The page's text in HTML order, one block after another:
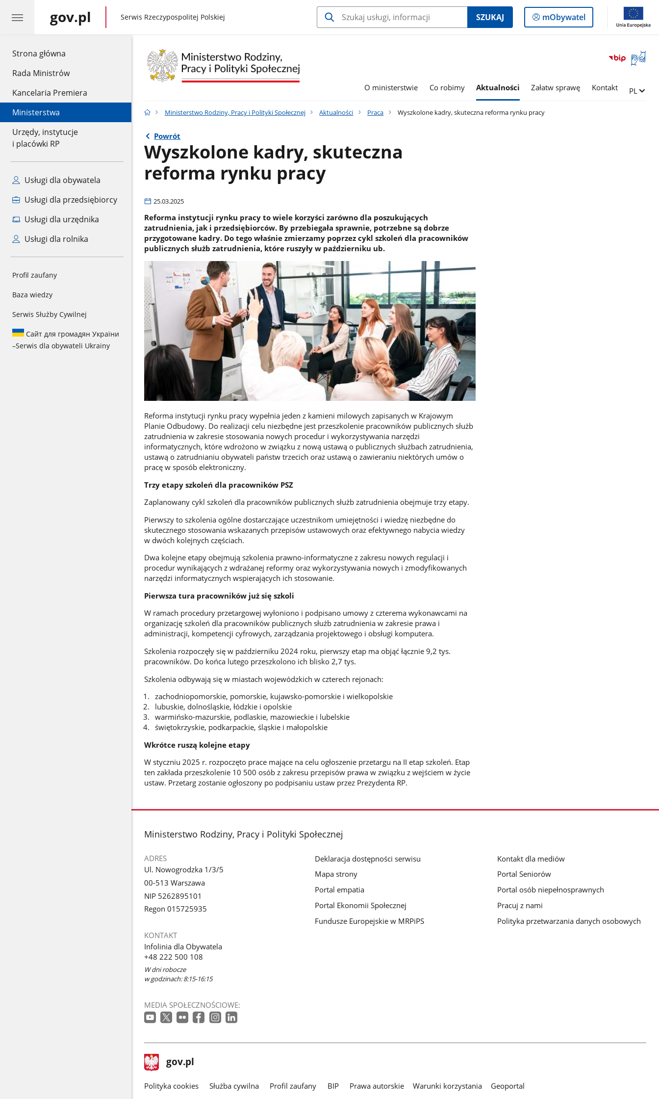
Strona główna
Rada Ministrów
Kancelaria Premiera
Ministerstwa
Urzędy, instytucje
i placówki RP
Usługi dla obywatela
Usługi dla przedsiębiorcy
Usługi dla urzędnika
Usługi dla rolnika
Profil zaufany
Baza wiedzy
Serwis Służby Cywilnej
Сайт для громадян України
–Serwis dla obywateli Ukrainy
gov.pl gov.pl
Serwis Rzeczypospolitej Polskiej SZUKAJ
Logowanie
do
mObywatel
Otwórz
okno
języka
O ministerstwie Co robimy Aktualności Załatw sprawę Kontakt Zmień
PL
Ministerstwo Rodziny, Pracy i Polityki Społecznej Aktualności Praca Wyszkolone kadry, skuteczna reforma rynku pracy
Powrót
Wyszkolone kadry, skuteczna
reforma rynku pracy
25.03.2025
Reforma instytucji rynku pracy to wiele korzyści zarówno dla poszukujących
zatrudnienia, jak i przedsiębiorców. By przebiegała sprawnie, potrzebne są dobrze
przygotowane kadry. Do tego właśnie zmierzamy poprzez cykl szkoleń dla pracowników
publicznych służb zatrudnienia, które ruszyły w październiku ub.
Reforma instytucji rynku pracy wypełnia jeden z kamieni milowych zapisanych w Krajowym
Planie Odbudowy. Do realizacji celu niezbędne jest przeszkolenie pracowników publicznych służb
zatrudnienia w zakresie stosowania nowych procedur i wykorzystywania narzędzi
informatycznych, które wdrożono w związku z nową ustawą o publicznych służbach zatrudnienia,
ustawą o zatrudnianiu obywateli państw trzecich oraz ustawą o zawieraniu niektórych umów o
pracę w sposób elektroniczny.
Trzy etapy szkoleń dla pracowników PSZ
Zaplanowany cykl szkoleń dla pracowników publicznych służb zatrudnienia obejmuje trzy etapy.
Pierwszy to szkolenia ogólne dostarczające uczestnikom umiejętności i wiedzę niezbędne do
skutecznego stosowania wskazanych przepisów ustawowych oraz efektywnego nabycia wiedzy
w dwóch kolejnych częściach.
Dwa kolejne etapy obejmują szkolenia prawno-informatyczne z zakresu nowych regulacji i
procedur wynikających z wdrażanej reformy oraz wykorzystywania nowych i zmodyfikowanych
narzędzi informatycznych wspierających ich stosowanie.
Pierwsza tura pracowników już się szkoli
W ramach procedury przetargowej wyłoniono i podpisano umowy z czterema wykonawcami na
organizację szkoleń dla pracowników publicznych służb zatrudnienia w zakresie prawa i
administracji, kompetencji cyfrowych, zarządzania projektowego i obsługi komputera.
Szkolenia rozpoczęły się w październiku 2024 roku, pierwszy etap ma objąć łącznie 9,2 tys.
pracowników. Do końca lutego przeszkolono ich blisko 2,7 tys.
Szkolenia odbywają się w miastach wojewódzkich w czterech rejonach:
zachodniopomorskie, pomorskie, kujawsko-pomorskie i wielkopolskie
lubuskie, dolnośląskie, łódzkie i opolskie
warmińsko-mazurskie, podlaskie, mazowieckie i lubelskie
świętokrzyskie, podkarpackie, śląskie i małopolskie
Wkrótce ruszą kolejne etapy
W styczniu 2025 r. rozpoczęto prace mające na celu ogłoszenie przetargu na II etap szkoleń. Etap
ten zakłada przeszkolenie 10 500 osób z zakresu przepisów prawa w związku z wejściem w życie
ustaw. Przetarg zostanie ogłoszony po podpisaniu ustaw przez Prezydenta RP.
stopka
Ministerstwo Rodziny, Pracy i Polityki Społecznej
ADRES
Ul. Nowogrodzka 1/3/5
00-513 Warszawa
NIP 5262895101
Regon 015725935
KONTAKT
Infolinia dla Obywatela
+48 222 500 108
W dni robocze
w godzinach: 8:15-16:15
MEDIA SPOŁECZNOŚCIOWE:
Deklaracja dostępności serwisu
Mapa strony
Portal empatia
Portal Ekonomii Społecznej
Fundusze Europejskie w MRPiPS
Kontakt dla mediów
Portal Seniorów
Portal osób niepełnosprawnych
Pracuj z nami
Polityka przetwarzania danych osobowych
stopka
gov.pl Strona
gov.pl
gov.pl
Polityka cookies Służba cywilna Profil zaufany BIP Prawa autorskie Warunki korzystania
Geoportal